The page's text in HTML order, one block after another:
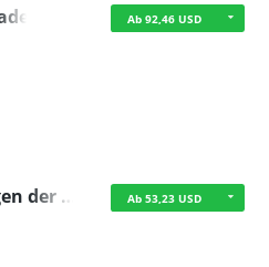
Ab 92,46 USD
der … Ab 53,23 USD